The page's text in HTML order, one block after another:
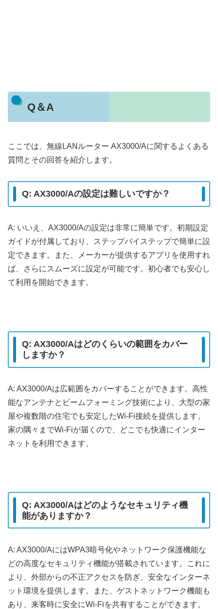
Q＆A
ここでは、無線LANルーター AX3000/Aに関するよくある
質問とその回答を紹介します。
Q: AX3000/Aの設定は難しいですか？
A: いいえ、AX3000/Aの設定は非常に簡単です。初期設定
ガイドが付属しており、ステップバイステップで簡単に設
定できます。また、メーカーが提供するアプリを使用すれ
ば、さらにスムーズに設定が可能です。初心者でも安心し
て利用を開始できます。
Q: AX3000/Aはどのくらいの範囲をカバー
しますか？
A: AX3000/Aは広範囲をカバーすることができます。高性
能なアンテナとビームフォーミング技術により、大型の家
屋や複数階の住宅でも安定したWi-Fi接続を提供します。
家の隅々までWi-Fiが届くので、どこでも快適にインター
ネットを利用できます。
Q: AX3000/Aはどのようなセキュリティ機
能がありますか？
A: AX3000/AにはWPA3暗号化やネットワーク保護機能な
どの高度なセキュリティ機能が搭載されています。これに
より、外部からの不正アクセスを防ぎ、安全なインターネ
ット環境を提供します。また、ゲストネットワーク機能も
あり、来客時に安全にWi-Fiを共有することができます。